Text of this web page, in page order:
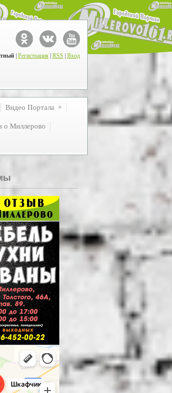
Регистрация RSS Вход
Видео Портала
о Миллерово